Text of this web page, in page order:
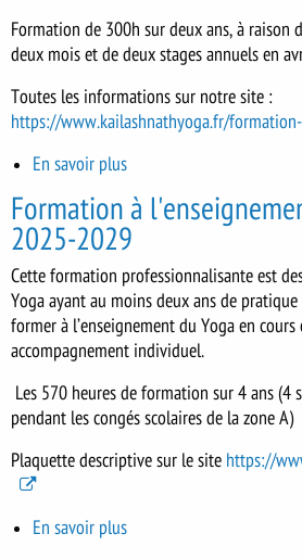
Formation de 300h sur deux ans, à raison
deux mois et de deux stages annuels en
Toutes les informations sur notre site :
https://www.kailashnathyoga.fr/
En savoir plus
Yoga
Nidra
Formation à
2025-2029
Cette formation professionnalisante est
Yoga ayant au moins deux ans de
former à l’enseignement du Yoga en
accompagnement individuel.
Les 570 heures de formation sur 4 ans (4
pendant les congés scolaires de la zone A)
Plaquette descriptive sur le site https://
En savoir plus